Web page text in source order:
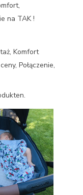
na TAK !
Komfort
Połączenie,